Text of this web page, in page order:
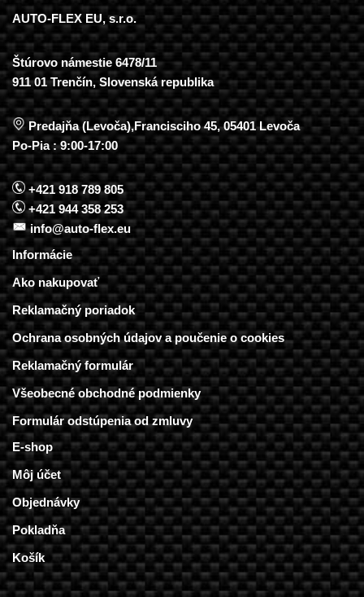
AUTO-FLEX EU, s.r.o.
Štúrovo námestie 6478/11
911 01 Trenčín, Slovenská republika
Predajňa (Levoča),Francisciho 45, 05401 Levoča
Po-Pia : 9:00-17:00
+421 918 789 805
+421 944 358 253
info@auto-flex.eu
Informácie
Ako nakupovať
Reklamačný poriadok
Ochrana osobných údajov a poučenie o cookies
Reklamačný formulár
Všeobecné obchodné podmienky
Formulár odstúpenia od zmluvy
E-shop
Môj účet
Objednávky
Pokladňa
Košík